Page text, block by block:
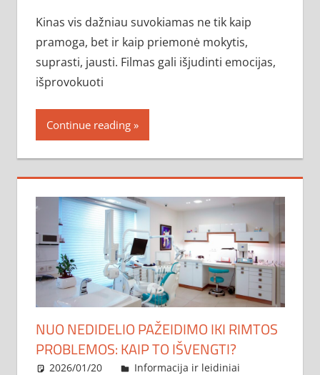
Kinas vis dažniau suvokiamas ne tik kaip
pramoga, bet ir kaip priemonė mokytis,
suprasti, jausti. Filmas gali išjudinti emocijas,
išprovokuoti
Continue reading
NUO NEDIDELIO PAŽEIDIMO IKI RIMTOS
PROBLEMOS: KAIP TO IŠVENGTI?
2026/01/20 administratorius
Informacija ir leidiniai